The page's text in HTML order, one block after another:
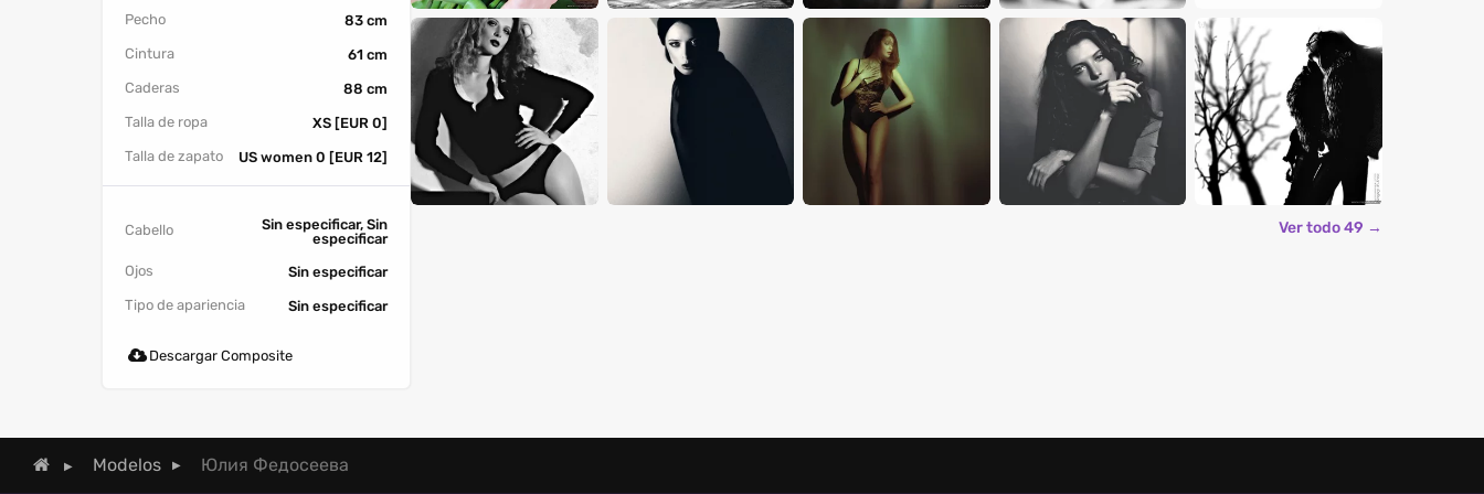
Pecho
83 cm
Cintura
61 cm
Caderas
88 cm
Talla de ropa
XS [EUR 0]
Talla de zapato
US women 0 [EUR 12]
Cabello
Sin especificar, Sin
especificar
Ojos
Sin especificar
Tipo de apariencia
Sin especificar
Descargar Composite
Ver todo 49 →
Modelos Юлия Федосеева